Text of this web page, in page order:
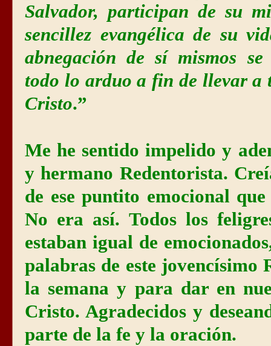
Salvador, participan de su
sencillez evangélica de su
abnegación de sí mismos
todo lo arduo a fin de llevar a
Cristo.”
Me he sentido impelido y
y hermano Redentorista.
de ese puntito emocional
No era así. Todos los
estaban igual de
palabras de este jovencísimo
la semana y para dar en
Cristo. Agradecidos y
parte de la fe y la oración.